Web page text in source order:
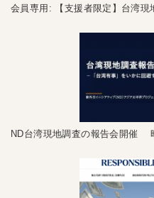
会員専用: 【支援者限定】台湾現
ND台湾現地調査の報告会開催